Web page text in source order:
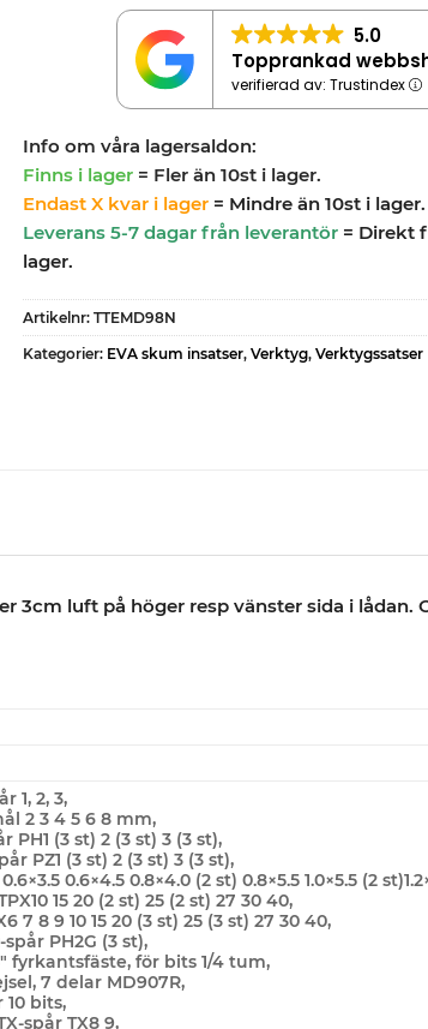
5.0
Topprankad
verifierad av: Trustindex
Info om våra lagersaldon:
Finns i lager = Fler än 10st i lager.
Endast X kvar i lager = Mindre än 10st i lager.
Leverans 5-7 dagar från leverantör= Direkt
lager.
Artikelnr: TTEMD98N
Kategorier: EVA skum insatser, Verktyg, Verktygssatser
3cm luft på höger resp vänster sida i
1, 2, 3,
2 3 4 5 6 8 mm,
PH1 (3 st) 2 (3 st) 3 (3 st),
PZ1 (3 st) 2 (3 st) 3 (3 st),
0.6×4.5 0.8×4.0 (2 st) 0.8×5.5 1.0×5.5 (2
15 20 (2 st) 25 (2 st) 27 30 40,
7 8 9 10 15 20 (3 st) 25 (3 st) 27 30 40,
PH2G (3 st),
fyrkantsfäste, för bits 1/4 tum,
7 delar MD907R,
bits,
spår TX8 9,